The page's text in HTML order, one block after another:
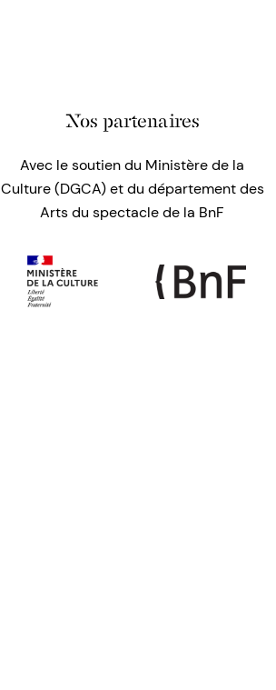
Nos partenaires
Avec le soutien du Ministère de la
Culture (DGCA) et du département des
Arts du spectacle de la BnF